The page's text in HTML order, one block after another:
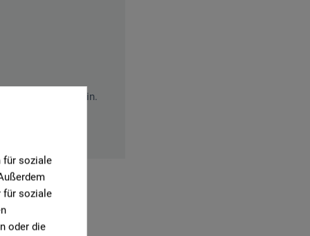
für soziale
für soziale
oder die
tödlich sein.